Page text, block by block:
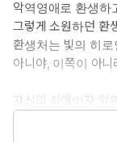
악역영애로 환생하
그렇게 소원하던 환
환생처는 빛의 히로
아니야, 이쪽이 아니
자신의 최애이자 악
남매로서 평온한